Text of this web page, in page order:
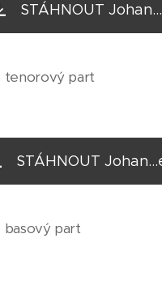
STÁHNOUT
tenorový part
STÁHNOUT
basový part